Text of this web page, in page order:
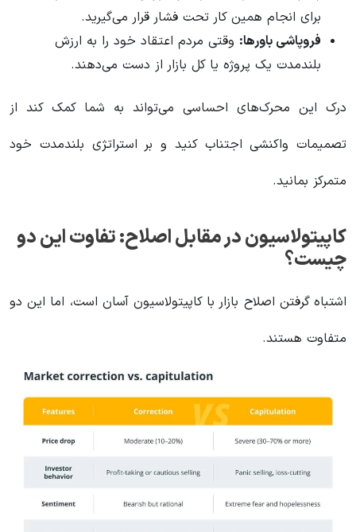
برای انجام همین کار تحت فشار قرار می‌گیرید.
فروپاشی باورها: وقتی مردم اعتقاد خود را به ارزش
بلندمدت یک پروژه یا کل بازار از دست می‌دهند.
درک این محرک‌های احساسی می‌تواند به شما کمک کند از
تصمیمات واکنشی اجتناب کنید و بر استراتژی بلندمدت خود
متمرکز بمانید.
کاپیتولاسیون در مقابل اصلاح: تفاوت این دو
چیست؟
اشتباه گرفتن اصلاح بازار با کاپیتولاسیون آسان است، اما این دو
متفاوت هستند.